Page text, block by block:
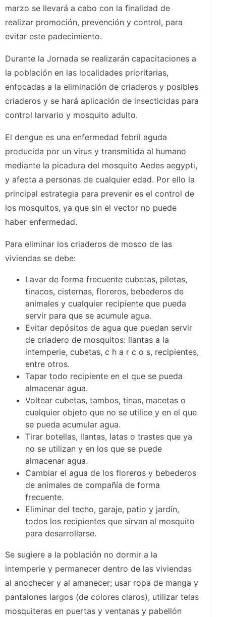
marzo se llevará a cabo con la finalidad de
realizar promoción, prevención y control, para
evitar este padecimiento.
Durante la Jornada se realizarán capacitaciones a
la población en las localidades prioritarias,
enfocadas a la eliminación de criaderos y posibles
criaderos y se hará aplicación de insecticidas para
control larvario y mosquito adulto.
El dengue es una enfermedad febril aguda
producida por un virus y transmitida al humano
mediante la picadura del mosquito Aedes aegypti,
y afecta a personas de cualquier edad. Por ello la
principal estrategia para prevenir es el control de
los mosquitos, ya que sin el vector no puede
haber enfermedad.
Para eliminar los criaderos de mosco de las
viviendas se debe:
Lavar de forma frecuente cubetas, piletas,
tinacos, cisternas, floreros, bebederos de
animales y cualquier recipiente que pueda
servir para que se acumule agua.
Evitar depósitos de agua que puedan servir
de criadero de mosquitos: llantas a la
intemperie, cubetas, c h a r c o s, recipientes,
entre otros.
Tapar todo recipiente en el que se pueda
almacenar agua.
Voltear cubetas, tambos, tinas, macetas o
cualquier objeto que no se utilice y en el que
se pueda acumular agua.
Tirar botellas, llantas, latas o trastes que ya
no se utilizan y en los que se puede
almacenar agua.
Cambiar el agua de los floreros y bebederos
de animales de compañía de forma
frecuente.
Eliminar del techo, garaje, patio y jardín,
todos los recipientes que sirvan al mosquito
para desarrollarse.
Se sugiere a la población no dormir a la
intemperie y permanecer dentro de las viviendas
al anochecer y al amanecer; usar ropa de manga y
pantalones largos (de colores claros), utilizar telas
mosquiteras en puertas y ventanas y pabellón